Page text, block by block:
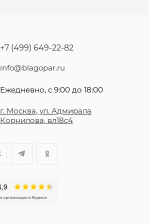
+7 (499) 649-22-82
info@blagopar.ru
Ежедневно, с 9:00 до 18:00
г. Москва, ул. Адмирала
Корнилова, вл18с4